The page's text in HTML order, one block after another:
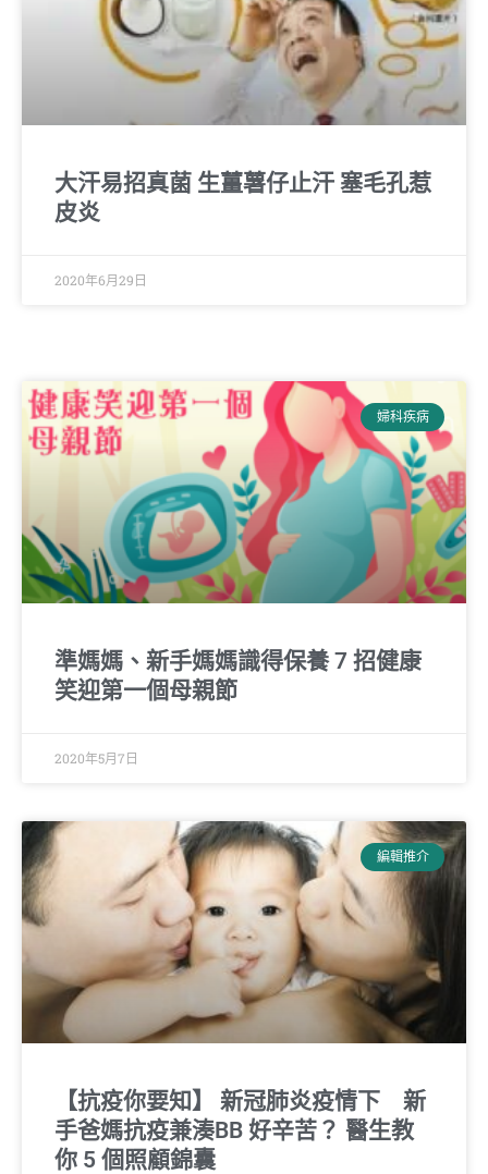
大汗易招真菌 生薑薯仔止汗 塞毛孔惹
皮炎
2020年6月29日
婦科疾病
準媽媽、新手媽媽識得保養 7 招健康
笑迎第一個母親節
2020年5月7日
編輯推介
【抗疫你要知】 新冠肺炎疫情下 新
手爸媽抗疫兼湊BB 好辛苦？ 醫生教
你 5 個照顧錦囊